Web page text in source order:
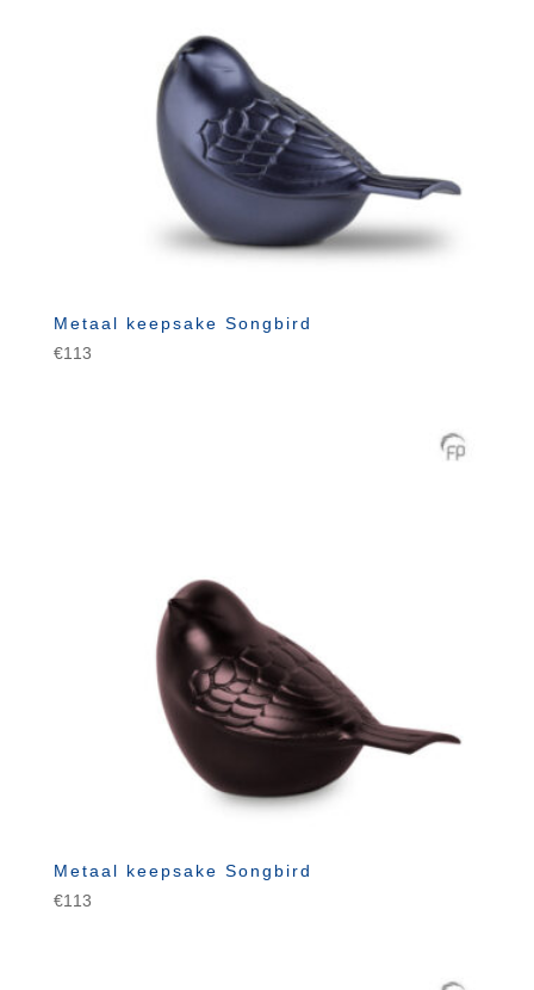
Metaal keepsake Songbird
€113
Metaal keepsake Songbird
€113